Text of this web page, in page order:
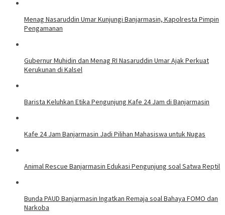
Menag Nasaruddin Umar Kunjungi Banjarmasin, Kapolresta Pimpin
Pengamanan
Gubernur Muhidin dan Menag RI Nasaruddin Umar Ajak Perkuat
Kerukunan di Kalsel
Barista Keluhkan Etika Pengunjung Kafe 24 Jam di Banjarmasin
Kafe 24 Jam Banjarmasin Jadi Pilihan Mahasiswa untuk Nugas
Animal Rescue Banjarmasin Edukasi Pengunjung soal Satwa Reptil
Bunda PAUD Banjarmasin Ingatkan Remaja soal Bahaya FOMO dan
Narkoba